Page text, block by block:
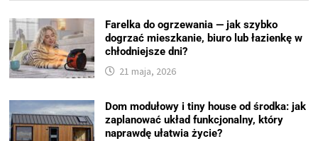
Farelka do ogrzewania — jak szybko
dogrzać mieszkanie, biuro lub łazienkę w
chłodniejsze dni?
21 maja, 2026
Dom modułowy i tiny house od środka: jak
zaplanować układ funkcjonalny, który
naprawdę ułatwia życie?